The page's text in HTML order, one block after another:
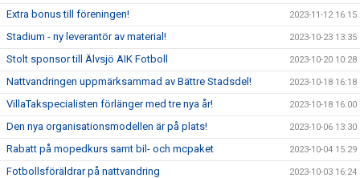
Extra bonus till föreningen! 2023-11-12 16:15
Stadium - ny leverantör av material! 2023-10-23 13:35
Stolt sponsor till Älvsjö AIK Fotboll 2023-10-20 10:28
Nattvandringen uppmärksammad av Bättre Stadsdel! 2023-10-18 16:18
VillaTakspecialisten förlänger med tre nya år! 2023-10-18 16:00
Den nya organisationsmodellen är på plats! 2023-10-06 13:30
Rabatt på mopedkurs samt bil- och mcpaket 2023-10-04 15:29
Fotbollsföräldrar på nattvandring 2023-10-03 16:24